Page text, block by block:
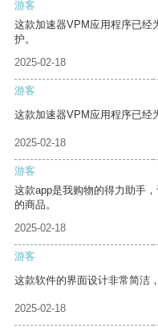
游客
这款加速器VPM应用程序已经
护。
2025-02-18
游客
这款加速器VPM应用程序已经
2025-02-18
游客
这款app是我购物的得力助手
的商品。
2025-02-18
游客
这款软件的界面设计非常简洁
2025-02-18